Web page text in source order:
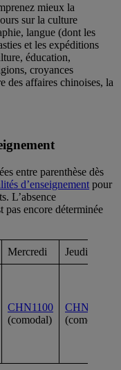
mieux la
sur la culture
langue (dont les
et les expéditions
éducation,
croyances
des affaires chinoises, la
entre parenthèse dès
d’enseignement pour
L’absence
pas encore déterminée
Mercredi Jeudi
CHN1100
(comodal)
CHN1400
(comodal)